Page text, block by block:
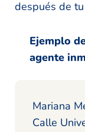
después de
Ejemplo
agente
Mariana
Calle